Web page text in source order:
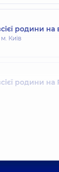
родини на
Київ
родини на